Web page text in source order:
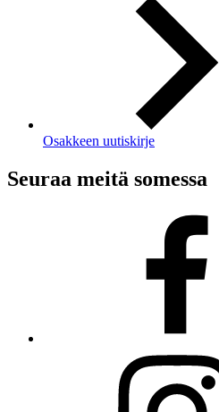
Osakkeen uutiskirje
Seuraa meitä somessa